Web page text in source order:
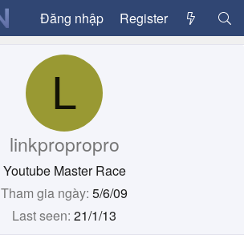
Đăng nhập Register
L
linkpropropro
Youtube Master Race
Tham gia ngày 5/6/09
Last seen 21/1/13